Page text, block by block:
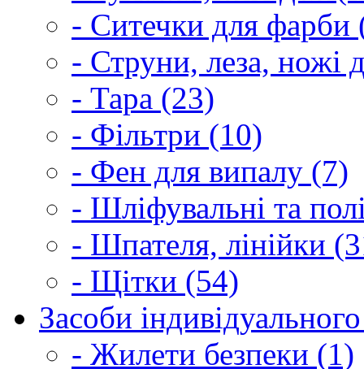
- Ситечки для фарби
- Струни, леза, ножі
- Тара (23)
- Фільтри (10)
- Фен для випалу (7)
- Шліфувальні та
- Шпателя, лінійки
- Щітки (54)
Засоби
- Жилети безпеки (1)